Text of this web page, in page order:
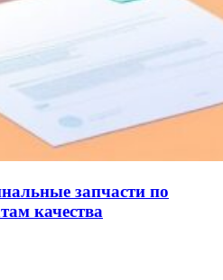
запчасти по
качества